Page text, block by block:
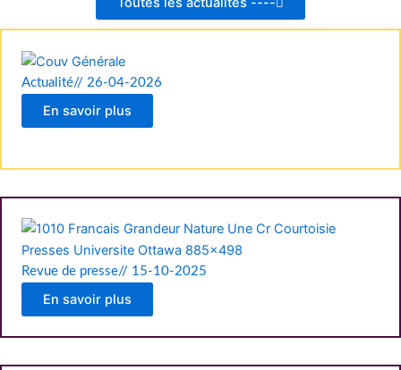
Actualité// 26-04-2026
En savoir plus
Revue de presse// 15-10-2025
En savoir plus